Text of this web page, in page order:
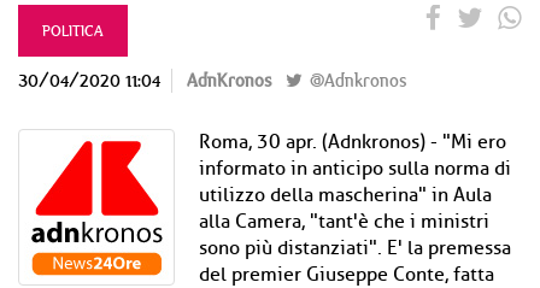
POLITICA
30/04/2020 11:04 AdnKronos @Adnkronos
Roma, 30 apr. (Adnkronos) - "Mi ero
informato in anticipo sulla norma di
utilizzo della mascherina" in Aula
alla Camera, "tant'è che i ministri
sono più distanziati". E' la premessa
del premier Giuseppe Conte, fatta